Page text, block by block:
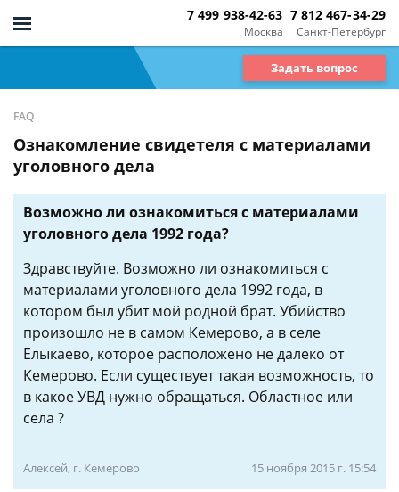
Москва
7 499 938-42-63
Санкт-Петербург
7 812 467-34-29
Задать вопрос
FAQ
Ознакомление свидетеля с материалами
уголовного дела
Возможно ли ознакомиться с материалами
уголовного дела 1992 года?
Здравствуйте. Возможно ли ознакомиться с
материалами уголовного дела 1992 года, в
котором был убит мой родной брат. Убийство
произошло не в самом Кемерово, а в селе
Елыкаево, которое расположено не далеко от
Кемерово. Если существует такая возможность, то
в какое УВД нужно обращаться. Областное или
села ?
Алексей, г. Кемерово 15 ноября 2015 г. 15:54